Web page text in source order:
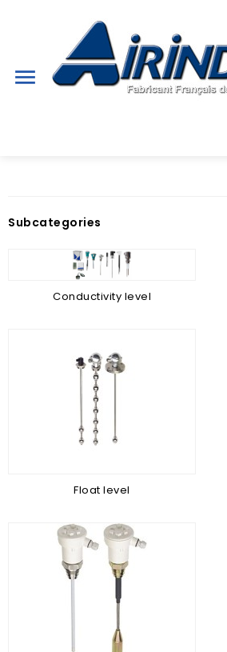

Subcategories
Conductivity level
Float level